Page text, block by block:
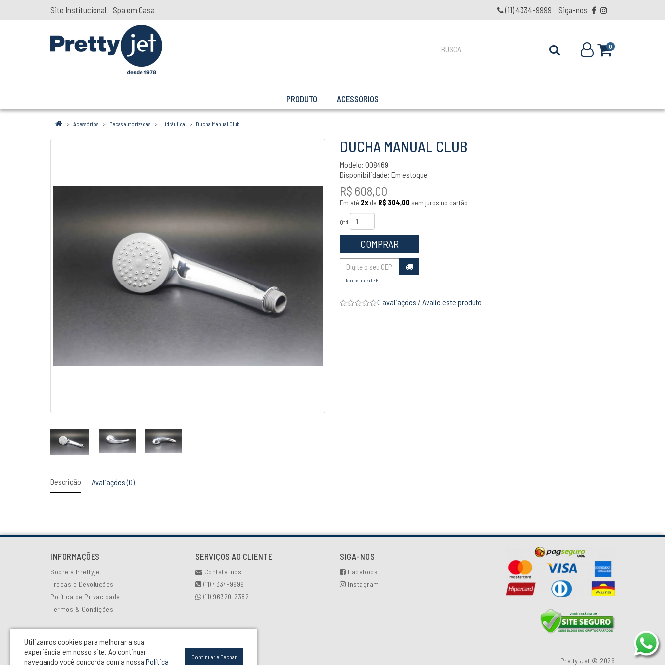
Site Institucional Spa em Casa (11) 4334-9999 Siga-nos
0
PRODUTO ACESSÓRIOS
Acessórios Peças autorizadas Hidráulica Ducha Manual Club
DUCHA MANUAL CLUB
Modelo: 008469
Disponibilidade: Em estoque
R$ 608,00
Em até 2x de R$ 304,00 sem juros no cartão
Qtd
COMPRAR
Não sei meu CEP
0 avaliações / Avalie este produto
Descrição Avaliações (0)
INFORMAÇÕES
Sobre a Prettyjet
Trocas e Devoluções
Política de Privacidade
Termos & Condições
SERVIÇOS AO CLIENTE
Contate-nos
(11) 4334-9999
(11) 96320-2382
SIGA-NOS
Facebook
Instagram
Industrial e Comercial Pretty Glass LTDA - CNPJ: 00.502.154/0001-81 Pretty Jet © 2026
Utilizamos cookies para melhorar a sua
experiência em nosso site. Ao continuar
navegando você concorda com a nossa Política
Continuar e Fechar